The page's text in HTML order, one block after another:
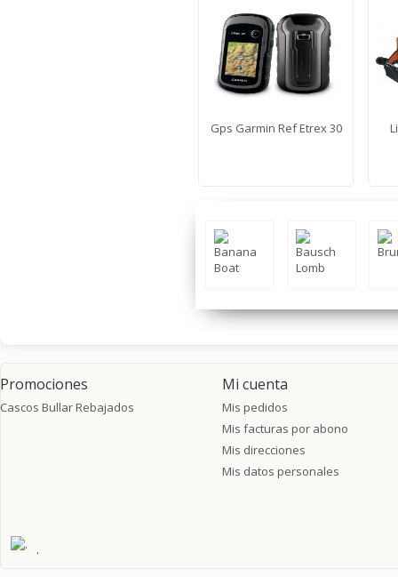
Gps Garmin Ref Etrex 30
Promociones
Cascos Bullar Rebajados
Mi cuenta
Mis pedidos
Mis facturas por abono
Mis direcciones
Mis datos personales
.